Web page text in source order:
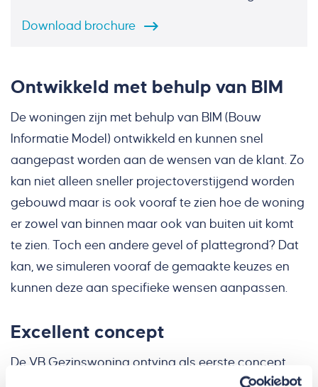
Download brochure
Ontwikkeld met behulp van BIM
De woningen zijn met behulp van BIM (Bouw
Informatie Model) ontwikkeld en kunnen snel
aangepast worden aan de wensen van de klant. Zo
kan niet alleen sneller projectoverstijgend worden
gebouwd maar is ook vooraf te zien hoe de woning
er zowel van binnen maar ook van buiten uit komt
te zien. Toch een andere gevel of plattegrond? Dat
kan, we simuleren vooraf de gemaakte keuzes en
kunnen deze aan specifieke wensen aanpassen.
Excellent concept
De VB Gezinswoning ontving als eerste concept
van Nederland het predicaat 'Excellent concept',